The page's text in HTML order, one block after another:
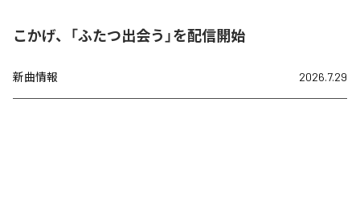
こかげ、「ふたつ出会う」を配信開始
新曲情報 2026.7.29